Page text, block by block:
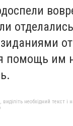
помощь им
необхідний текст і